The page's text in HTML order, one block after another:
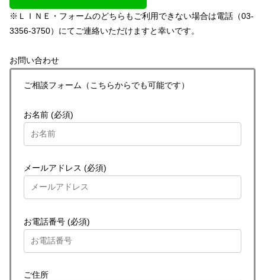
※ＬＩＮＥ・フォームのどちらもご利用できない場合は電話（03-
3356-3750）にてご連絡いただけますと幸いです。
お問い合わせ
ご相談フォーム（こちらからでも可能です）
お名前 (必須)
メールアドレス (必須)
お電話番号 (必須)
ご住所